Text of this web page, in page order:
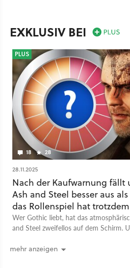
Fire & Frost Studios
EXKLUSIV BEI
18 28
PLUS
28.11.2025
Nach der Kaufwarnung fällt
Ash and Steel besser aus
das Rollenspiel hat
Wer Gothic liebt, hat das
and Steel zweifellos auf dem Schirm.
mehr anzeigen